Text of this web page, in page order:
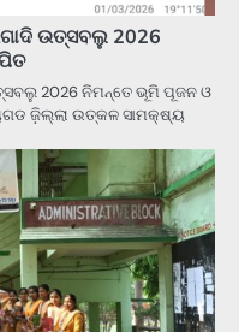
ଉତ୍ସବଲୁ 2026
2026 ନିମନ୍ତେ ଭୂମି ପୂଜନ ଓ
ଜ଼ିଲ୍ଲା ଉତ୍କଳ ସାମକ୍ଷ୍ୟ